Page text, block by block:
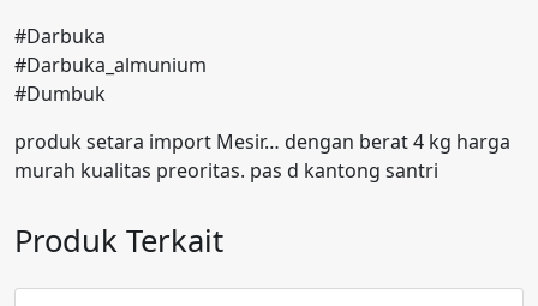
#Darbuka
#Darbuka_almunium
#Dumbuk
produk setara import Mesir… dengan berat 4 kg harga
murah kualitas preoritas. pas d kantong santri
Produk Terkait